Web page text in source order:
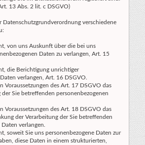
13 Abs. 2 lit. c DSGVO)
Datenschutzgrundverordnung verschiedene
von uns Auskunft über die bei uns
Daten zu verlangen, Art. 15
die Berichtigung unrichtiger
verlangen, Art. 16 DSGVO.
Voraussetzungen des Art. 17 DSGVO das
der Sie betreffenden personenbezogenen
Voraussetzungen des Art. 18 DSGVO das
der Verarbeitung der Sie betreffenden
verlangen.
soweit Sie uns personenbezogene Daten zur
diese Daten in einem strukturierten,